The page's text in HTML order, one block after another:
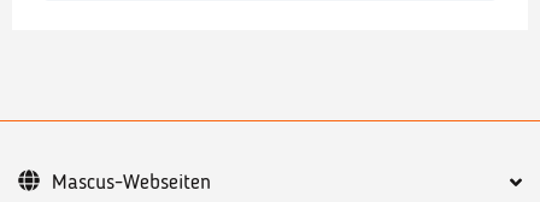
Mascus-Webseiten